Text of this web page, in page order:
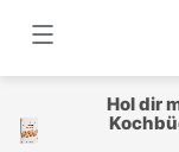
content
Hol dir